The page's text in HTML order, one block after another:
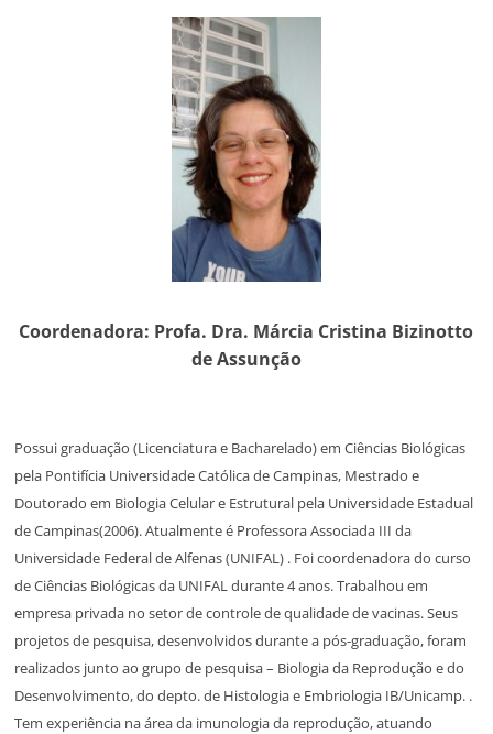
Coordenadora: Profa. Dra. Márcia Cristina Bizinotto
de Assunção
Possui graduação (Licenciatura e Bacharelado) em Ciências Biológicas
pela Pontifícia Universidade Católica de Campinas, Mestrado e
Doutorado em Biologia Celular e Estrutural pela Universidade Estadual
de Campinas(2006). Atualmente é Professora Associada III da
Universidade Federal de Alfenas (UNIFAL) . Foi coordenadora do curso
de Ciências Biológicas da UNIFAL durante 4 anos. Trabalhou em
empresa privada no setor de controle de qualidade de vacinas. Seus
projetos de pesquisa, desenvolvidos durante a pós-graduação, foram
realizados junto ao grupo de pesquisa – Biologia da Reprodução e do
Desenvolvimento, do depto. de Histologia e Embriologia IB/Unicamp. .
Tem experiência na área da imunologia da reprodução, atuando